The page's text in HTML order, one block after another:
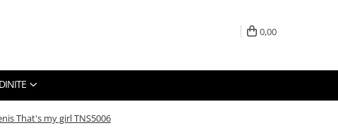
0,00
That's my girl TNS5006